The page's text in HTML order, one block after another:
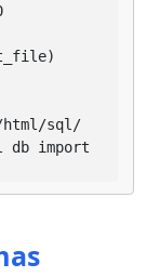
html/sql/
db import